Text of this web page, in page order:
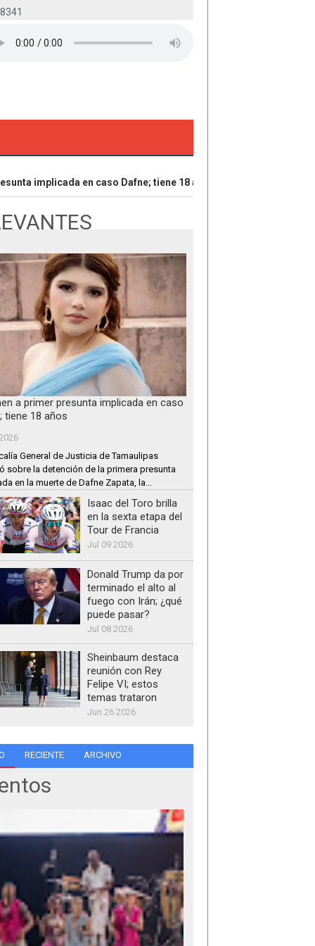
implicada en caso Dafne; tiene 18 años
a primer presunta implicada en caso
tiene 18 años
General de Justicia de Tamaulipas
sobre la detención de la primera presunta
en la muerte de Dafne Zapata, la...
Isaac del Toro brilla
en la sexta etapa del
Tour de Francia
Jul 09 2026
Donald Trump da por
terminado el alto al
fuego con Irán; ¿qué
puede pasar?
Jul 08 2026
Sheinbaum destaca
reunión con Rey
Felipe VI; estos
temas trataron
Jun 26 2026
RECIENTE ARCHIVO